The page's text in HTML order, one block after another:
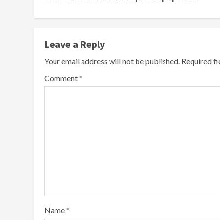
Leave a Reply
Your email address will not be published. Required
Comment*
Name*